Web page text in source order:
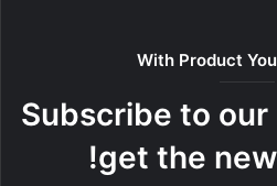
With Product
Subscribe to
get the